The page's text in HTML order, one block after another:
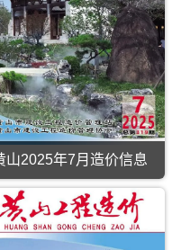
山2025年7月造价信息